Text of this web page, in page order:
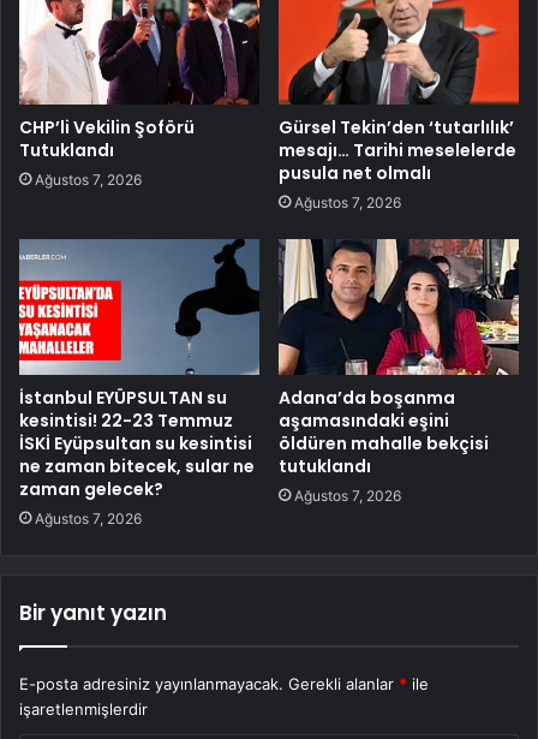
CHP’li Vekilin Şoförü
Tutuklandı
Ağustos 7, 2026
Gürsel Tekin’den ‘tutarlılık’
mesajı… Tarihi meselelerde
pusula net olmalı
Ağustos 7, 2026
İstanbul EYÜPSULTAN su
kesintisi! 22-23 Temmuz
İSKİ Eyüpsultan su kesintisi
ne zaman bitecek, sular ne
zaman gelecek?
Ağustos 7, 2026
Adana’da boşanma
aşamasındaki eşini
öldüren mahalle bekçisi
tutuklandı
Ağustos 7, 2026
Bir yanıt yazın
E-posta adresiniz yayınlanmayacak. Gerekli alanlar * ile
işaretlenmişlerdir